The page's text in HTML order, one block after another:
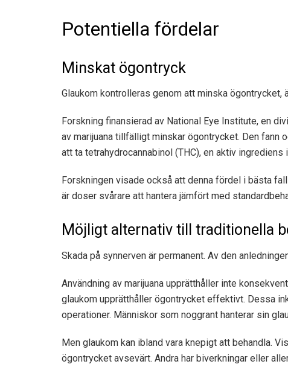
Potentiella fördelar
Minskat ögontryck
Glaukom kontrolleras genom att minska ögontrycket,
Forskning finansierad av National Eye Institute, en
av marijuana tillfälligt minskar ögontrycket. Den fann
att ta tetrahydrocannabinol (THC), en aktiv
Forskningen visade också att denna fördel i bästa
är doser svårare att hantera jämfört med
Möjligt alternativ till traditionella
Skada på synnerven är permanent. Av den
Användning av marijuana upprätthåller inte
glaukom upprätthåller ögontrycket effektivt. Dessa
operationer. Människor som noggrant hanterar sin
Men glaukom kan ibland vara knepigt att behandla.
ögontrycket avsevärt. Andra har biverkningar eller